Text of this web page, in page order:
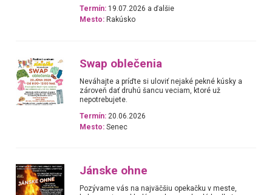
Termín: 19.07.2026 a ďalšie
Mesto: Rakúsko
Swap oblečenia
Neváhajte a príďte si uloviť nejaké pekné kúsky a
zároveň dať druhú šancu veciam, ktoré už
nepotrebujete.
Termín: 20.06.2026
Mesto: Senec
Jánske ohne
Pozývame vás na najväčšiu opekačku v meste,